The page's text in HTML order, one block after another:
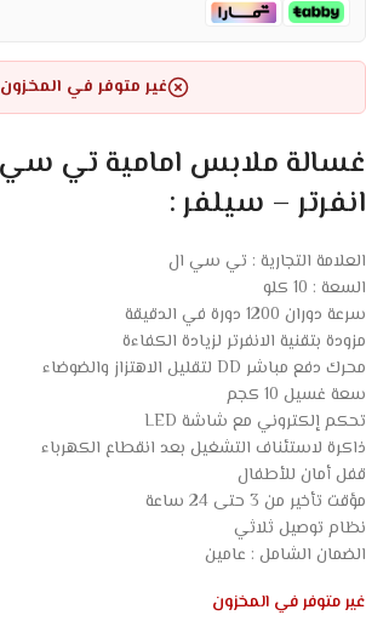
غير متوفر في المخزون
انفرتر – سيلفر :
العلامة التجارية : تي سي ال
السعة : 10 كلو
سرعة دوران 1200 دورة في الدقيقة
مزودة بتقنية الانفرتر لزيادة الكفاءة
محرك دفع مباشر DD لتقليل الاهتزاز والضوضاء
سعة غسيل 10 كجم
تحكم إلكتروني مع شاشة LED
ذاكرة لاستئناف التشغيل بعد انقطاع الكهرباء
قفل أمان للأطفال
مؤقت تأخير من 3 حتى 24 ساعة
نظام توصيل ثلاثي
الضمان الشامل : عامين
غير متوفر في المخزون